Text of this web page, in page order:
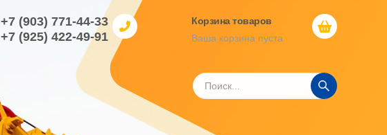
+7 (903) 771-44-33
+7 (925) 422-49-91
Корзина товаров
Ваша корзина пуста